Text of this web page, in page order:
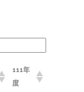
111年
度